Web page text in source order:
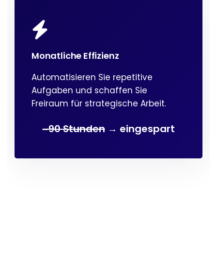
Monatliche Effizienz
Automatisieren Sie repetitive
Aufgaben und schaffen Sie
Freiraum für strategische Arbeit.
~90 Stunden→ eingespart